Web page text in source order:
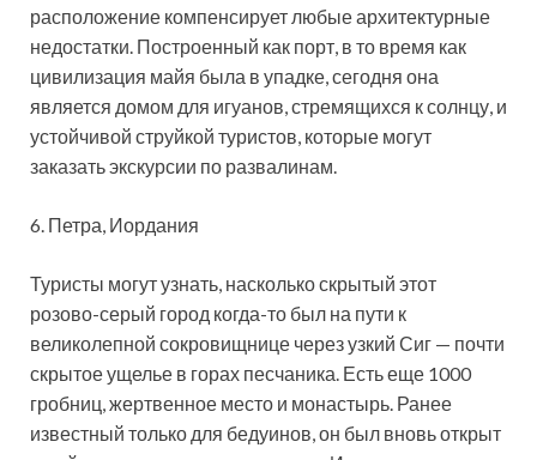
расположение компенсирует любые архитектурные
недостатки. Построенный как порт, в то время как
цивилизация майя была в упадке, сегодня она
является домом для игуанов, стремящихся к солнцу, и
устойчивой струйкой туристов, которые могут
заказать экскурсии по развалинам.
6. Петра, Иордания
Туристы могут узнать, насколько скрытый этот
розово-серый город когда-то был на пути к
великолепной сокровищнице через узкий Сиг — почти
скрытое ущелье в горах песчаника. Есть еще 1000
гробниц, жертвенное место и монастырь. Ранее
известный только для бедуинов, он был вновь открыт